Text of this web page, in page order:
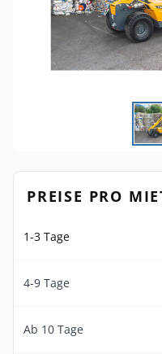
PREISE PRO
1-3 Tage
4-9 Tage
Ab 10 Tage